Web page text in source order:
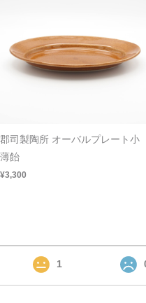
郡司製陶所 オーバルプレート小
薄飴
¥3,300
1